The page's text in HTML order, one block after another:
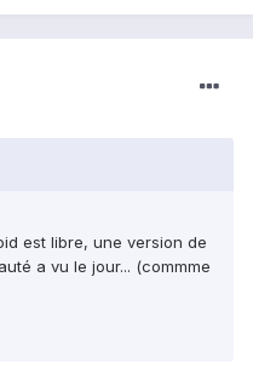
est libre, une version de
a vu le jour... (commme